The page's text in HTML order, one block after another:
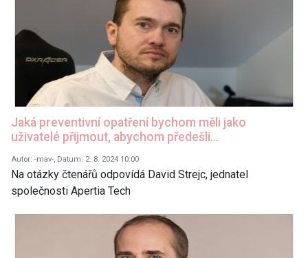
Jaká preventivní opatření bychom měli jako
uživatelé přijmout, abychom předešli…
Autor: -mav-, Datum: 2. 8. 2024 10:00
Na otázky čtenářů odpovídá David Strejc, jednatel
společnosti Apertia Tech